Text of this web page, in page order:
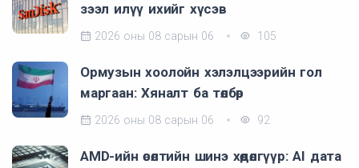
зээл илүү ихийг хүсэв
2026 оны 08 сарын 06 105
Ормузын хоолойн хэлэлцээрийн гол
маргаан: Хяналт ба төлбөр
2026 оны 08 сарын 06 92
AMD-ийн өсөлтийн шинэ хөдөлгүүр: AI дата